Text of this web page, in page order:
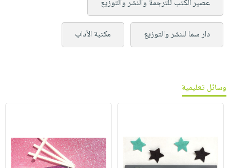
عصير الكتب للترجمة والنشر والتوزيع
دار سما للنشر والتوزيع مكتبة الآداب
وسائل تعليمية